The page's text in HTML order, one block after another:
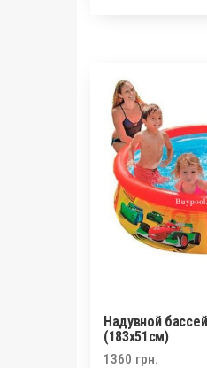
Надувной
(183х51см)
1360 грн.